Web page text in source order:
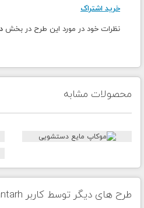
خرید اشتراک
نظرات خود در مورد این طرح در بخش
محصولات مشابه
طرح های دیگر توسط کاربر mihantarh